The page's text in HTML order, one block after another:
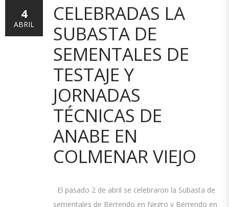
CELEBRADAS LA
SUBASTA DE
SEMENTALES DE
TESTAJE Y
JORNADAS
TÉCNICAS DE
ANABE EN
COLMENAR VIEJO
El pasado 2 de abril se celebraron la Subasta de
sementales de Berrendo en Negro y Berrendo en
4
ABRIL